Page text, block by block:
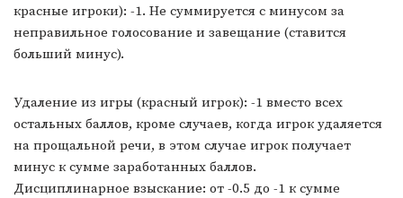
красные игроки): -1. Не суммируется с минусом за
неправильное голосование и завещание (ставится
больший минус).
Удаление из игры (красный игрок): -1 вместо всех
остальных баллов, кроме случаев, когда игрок удаляется
на прощальной речи, в этом случае игрок получает
минус к сумме заработанных баллов.
Дисциплинарное взыскание: от -0.5 до -1 к сумме